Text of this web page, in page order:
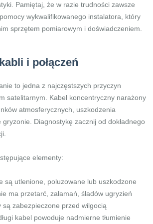
Pamiętaj, że w razie trudności zawsze
wykwalifikowanego instalatora, który
sprzętem pomiarowym i doświadczeniem.
i połączeń
to jedna z najczęstszych przyczyn
satelitarnym. Kabel koncentryczny narażony
atmosferycznych, uszkodzenia
Diagnostykę zacznij od dokładnego
elementy:
są utlenione, poluzowane lub uszkodzone
ma przetarć, załamań, śladów ugryzień
są zabezpieczone przed wilgocią
kabel powoduje nadmierne tłumienie